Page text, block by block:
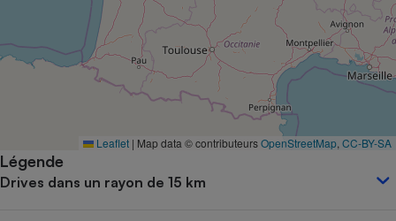
Leaflet | Map data © contributeursOpenStreetMap CC-BY-SA
Légende
Drives dans un rayon de 15 km
Complément
alimentaire
Assurance emprunteur
Petit électroménager -
Mutuelle